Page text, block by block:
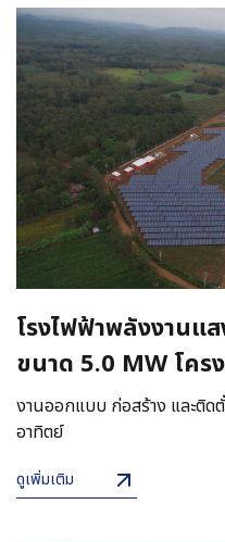
โรงไฟฟ้าพลังงาน
ขนาด 5.0 MW โค
จังหวัดแพร่
งานออกแบบ ก่อสร้าง และติ
อาทิตย์
ดูเพิ่มเติม